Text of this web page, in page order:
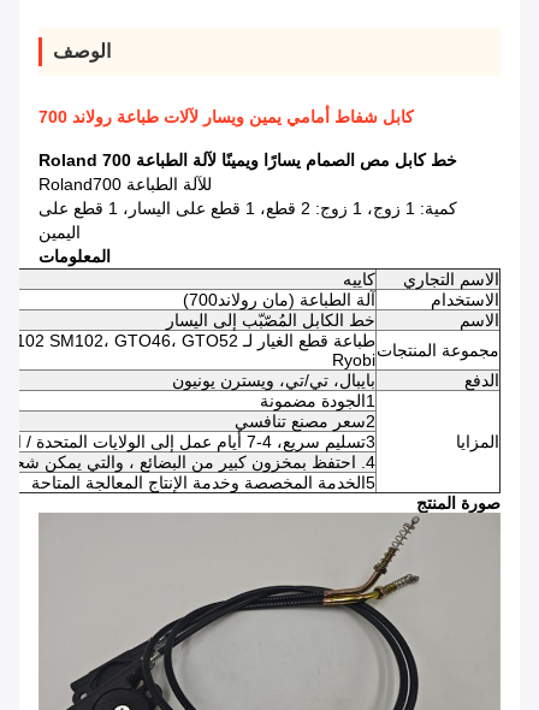
الوصف
كابل شفاط أمامي يمين ويسار لآلات طباعة رولاند 700
خط كابل مص الصمام يسارًا ويمينًا لآلة الطباعة Roland 700
للآلة الطباعة Roland700
كمية: 1 زوج، 1 زوج: 2 قطع، 1 قطع على اليسار، 1 قطع على
اليمين
المعلومات
الاسم التجاري
كاييه
الاستخدام
آلة الطباعة (مان رولاند700)
الاسم
خط الكابل المُصّبّب إلى اليسار
مجموعة المنتجاتRyobi
الدفع
بايبال، تي/تي، ويسترن يونيون
المزايا
1الجودة مضمونة
2سعر مصنع تنافسي
3تسليم سريع، 4-7 أيام عمل إلى الولايات المتحدة / المملكة المتحدة / الاتحاد الأوروبي
4. احتفظ بمخزون كبير من البضائع ، والتي يمكن شحنها في 24-48 ساعة بعد تأكيد الدفع
5الخدمة المخصصة وخدمة الإنتاج المعالجة المتاحة
صورة المنتج